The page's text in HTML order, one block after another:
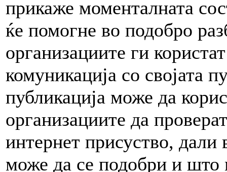
прикаже моменталната
ќе помогне во подобро
организациите ги
комуникација со својата
публикација може да
организациите да
интернет присуство,
може да се подобри и што